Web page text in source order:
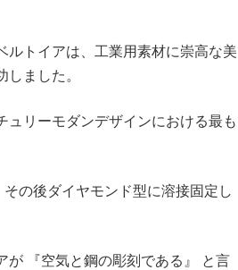
ルトイアは、工業用素材に崇高な美
ました。
リーモダンデザインにおける最も
の後ダイヤモンド型に溶接固定し
が 『空気と鋼の彫刻である』 と言